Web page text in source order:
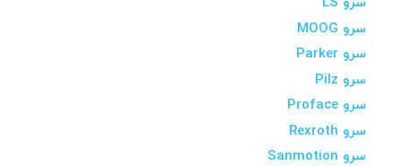
سرو MOOG
سرو Parker
سرو Pilz
سرو Proface
سرو Rexroth
سرو Sanmotion